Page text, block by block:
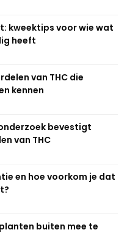
kweektips voor wie wat
heeft
van THC die
kennen
bevestigt
van THC
en hoe voorkom je dat
buiten mee te